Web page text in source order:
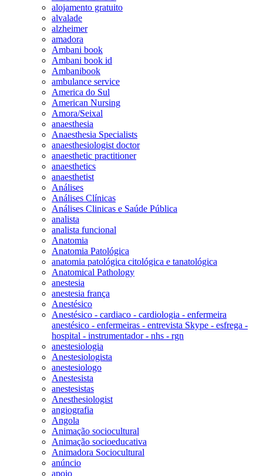
alojamento gratuito
alvalade
alzheimer
amadora
Ambani book
Ambani book id
Ambanibook
ambulance service
America do Sul
American Nursing
Amora/Seixal
anaesthesia
Anaesthesia Specialists
anaesthesiologist doctor
anaesthetic practitioner
anaesthetics
anaesthetist
Análises
Análises Clínicas
Análises Clinicas e Saúde Pública
analista
analista funcional
Anatomia
Anatomia Patológica
anatomia patológica citológica e tanatológica
Anatomical Pathology
anestesia
anestesia frança
Anestésico
Anestésico - cardiaco - cardiologia - enfermeira
anestésico - enfermeiras - entrevista Skype - esfrega -
hospital - instrumentador - nhs - rgn
anestesiologia
Anestesiologista
anestesiologo
Anestesista
anestesistas
Anesthesiologist
angiografia
Angola
Animação sociocultural
Animação socioeducativa
Animadora Sociocultural
anúncio
apoio